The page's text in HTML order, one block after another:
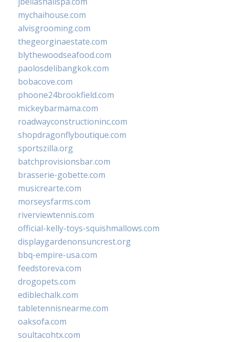
mychaihouse.com
alvisgrooming.com
thegeorginaestate.com
blythewoodseafood.com
paolosdelibangkok.com
bobacove.com
phoone24brookfield.com
mickeybarmama.com
roadwayconstructioninc.com
shopdragonflyboutique.com
sportszilla.org
batchprovisionsbar.com
brasserie-gobette.com
musicrearte.com
morseysfarms.com
riverviewtennis.com
official-kelly-toys-squishmallows.com
displaygardenonsuncrest.org
bbq-empire-usa.com
feedstoreva.com
drogopets.com
ediblechalk.com
tabletennisnearme.com
oaksofa.com
soultacohtx.com